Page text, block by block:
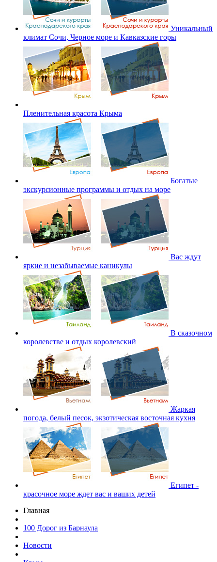
Уникальный
климат Сочи, Черное море и Кавказские горы
Пленительная красота Крыма
Богатые
экскурсионные программы и отдых на море
Вас ждут
яркие и незабываемые каникулы
В сказочном
королевстве и отдых королевский
Жаркая
погода, белый песок, экзотическая восточная кухня
Египет -
красочное море ждет вас и ваших детей
Главная
100 Дорог из Барнаула
Новости